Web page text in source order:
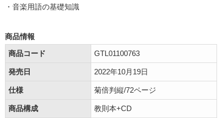
・音楽用語の基礎知識
商品情報
商品コード
GTL01100763
発売日 2022年10月19日
仕様 菊倍判縦/72ページ
商品構成 教則本+CD